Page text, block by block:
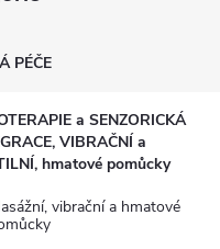
PÉČE
a SENZORICKÁ
VIBRAČNÍ a
hmatové pomůcky
vibrační a hmatové